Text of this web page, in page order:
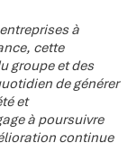
à
cette
groupe et des
de générer
et
à poursuivre
continue